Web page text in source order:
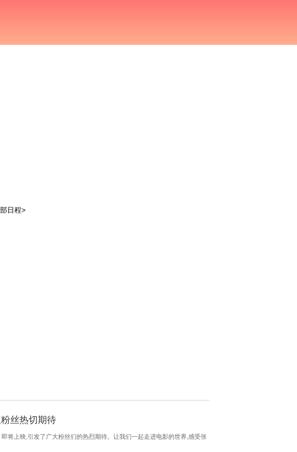
日程>
丝热切期待
将上映,引发了广大粉丝们的热烈期待。让我们一起走进电影的世界,感受张